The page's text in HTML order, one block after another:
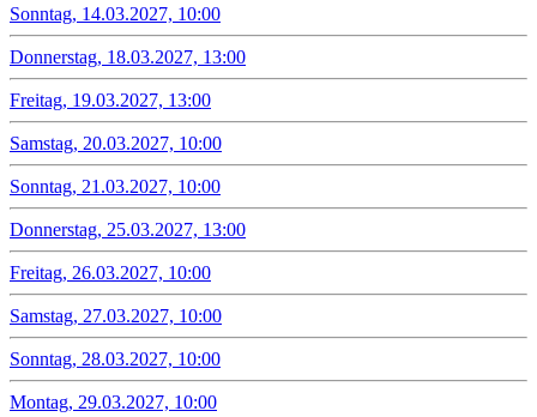
Sonntag, 14.03.2027, 10:00
Donnerstag, 18.03.2027, 13:00
Freitag, 19.03.2027, 13:00
Samstag, 20.03.2027, 10:00
Sonntag, 21.03.2027, 10:00
Donnerstag, 25.03.2027, 13:00
Freitag, 26.03.2027, 10:00
Samstag, 27.03.2027, 10:00
Sonntag, 28.03.2027, 10:00
Montag, 29.03.2027, 10:00